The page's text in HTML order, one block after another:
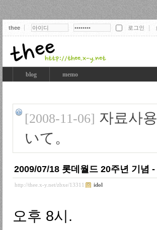
thee
blog memo
[2008-11-06] 자료사
いて。
2009/07/18 롯데월드 20주년 기념
http://thee.x-y.net/zbxe/13311 idol
오후 8시.